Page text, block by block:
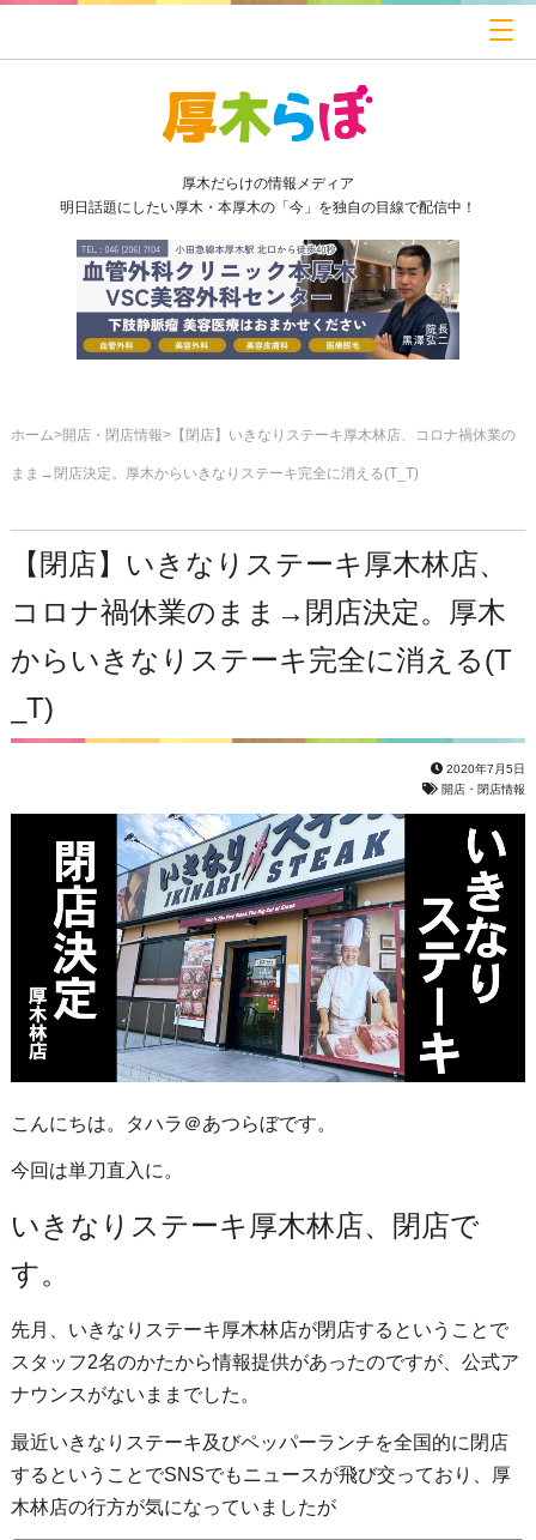
厚木だらけの情報メディア
明日話題にしたい厚木・本厚木の「今」を独自の目線で配信中！
ホーム 開店・閉店情報 【閉店】いきなりステーキ厚木林店、コロナ禍休業の
まま→閉店決定。厚木からいきなりステーキ完全に消える(T_T)
【閉店】いきなりステーキ厚木林店、
コロナ禍休業のまま→閉店決定。厚木
からいきなりステーキ完全に消える(T
_T)
2020年7月5日
開店・閉店情報
こんにちは。タハラ＠あつらぼです。
今回は単刀直入に。
いきなりステーキ厚木林店、閉店で
す。
先月、いきなりステーキ厚木林店が閉店するということで
スタッフ2名のかたから情報提供があったのですが、公式ア
ナウンスがないままでした。
最近いきなりステーキ及びペッパーランチを全国的に閉店
するということでSNSでもニュースが飛び交っており、厚
木林店の行方が気になっていましたが